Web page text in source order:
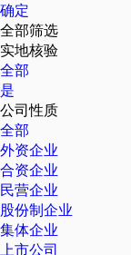
确定
全部筛选
实地核验
全部
是
公司性质
全部
外资企业
合资企业
民营企业
股份制企业
集体企业
上市公司